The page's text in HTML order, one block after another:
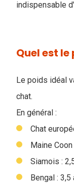
indispensable
Quel est
Le poids idéal
chat.
En général :
Chat
Maine
Siamois :
Bengal : 3,5